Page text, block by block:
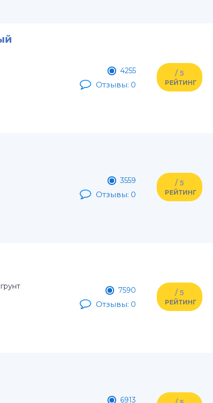
4255
Отзывы: 0
/ 5
РЕЙТИНГ
3559
Отзывы: 0
/ 5
РЕЙТИНГ
7590
Отзывы: 0
/ 5
РЕЙТИНГ
6913